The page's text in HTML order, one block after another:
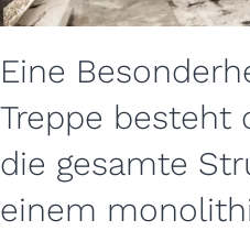
Eine
Treppe besteht
die gesamte
einem